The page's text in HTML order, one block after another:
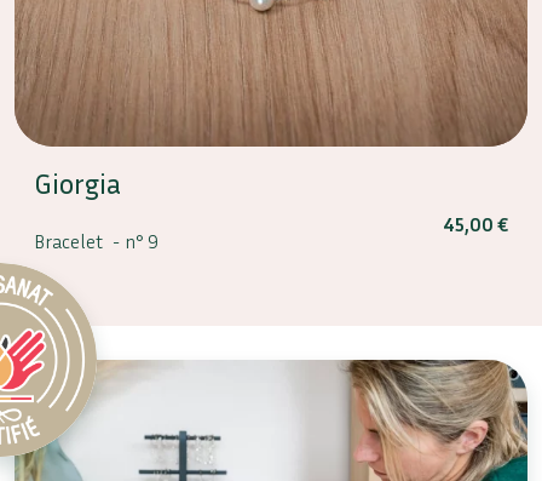
Giorgia
Bracelet - n° 9
45,00 €